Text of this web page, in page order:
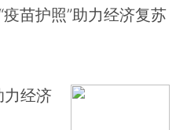
苗护照”助力经济复苏
力经济